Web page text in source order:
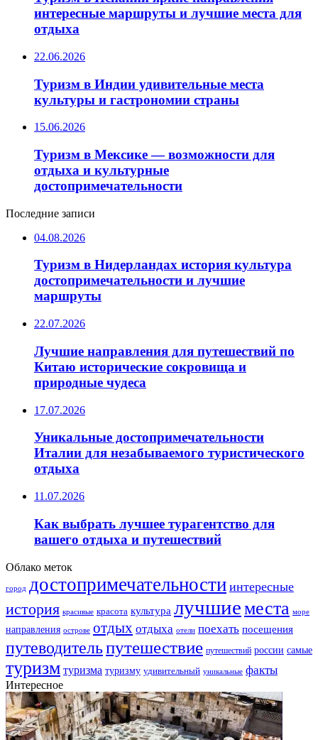
интересные маршруты и лучшие места для
отдыха
22.06.2026
Туризм в Индии удивительные места
культуры и гастрономии страны
15.06.2026
Туризм в Мексике — возможности для
отдыха и культурные
достопримечательности
Последние записи
04.08.2026
Туризм в Нидерландах история культура
достопримечательности и лучшие
маршруты
22.07.2026
Лучшие направления для путешествий по
Китаю исторические сокровища и
природные чудеса
17.07.2026
Уникальные достопримечательности
Италии для незабываемого туристического
отдыха
11.07.2026
Как выбрать лучшее турагентство для
вашего отдыха и путешествий
Облако меток
город достопримечательности интересные
история красивые красота культура лучшиеместа море
направления острове отдых отдыха отели поехать посещения
путеводительпутешествие путешествий россии самые
туризм туризма туризму удивительный уникальные факты
Интересное